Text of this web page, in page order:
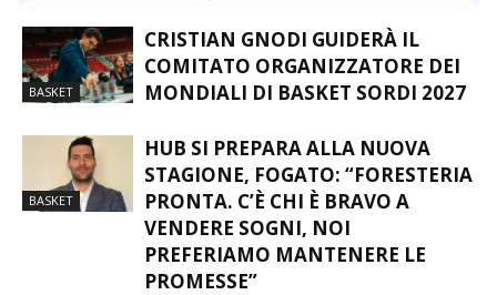
BASKET
CRISTIAN GNODI GUIDERÀ IL
COMITATO ORGANIZZATORE DEI
MONDIALI DI BASKET SORDI 2027
BASKET
HUB SI PREPARA ALLA NUOVA
STAGIONE, FOGATO: “FORESTERIA
PRONTA. C’È CHI È BRAVO A
VENDERE SOGNI, NOI
PREFERIAMO MANTENERE LE
PROMESSE”